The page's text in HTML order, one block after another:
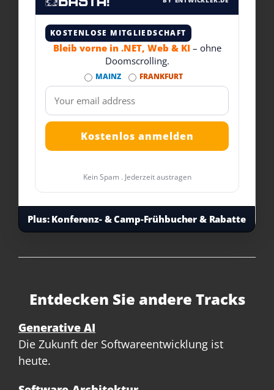
KOSTENLOSE MITGLIEDSCHAFT
Bleib vorne in .NET, Web & KI – ohne
Doomscrolling.
MAINZ FRANKFURT
Kein Spam . Jederzeit austragen
Plus:Konferenz- & Camp-Frühbucher & Rabatte
Entdecken Sie andere Tracks
Generative AI
Die Zukunft der Softwareentwicklung ist
heute.